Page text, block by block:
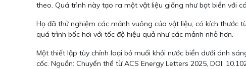
theo. Quá trình này tạo ra một vật liệu giống như bọt biển với
Họ đã thử nghiệm các mảnh vuông của vật liệu, có kích thước
quá trình bốc hơi với tốc độ hiệu quả như các mảnh nhỏ hơn.
Một thiết lập tùy chỉnh loại bỏ muối khỏi nước biển dưới ánh
cốc. Nguồn: Chuyển thể từ ACS Energy Letters 2025, DOI: